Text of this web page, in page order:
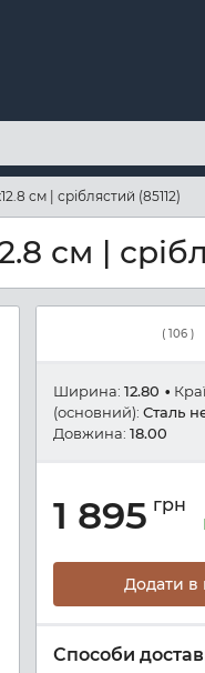
см | сріблястий (85112)
см |
( 106 )
Ширина: 12.80
(основний): Сталь
Довжина: 18.00
1 895 грн
Додати в
Способи